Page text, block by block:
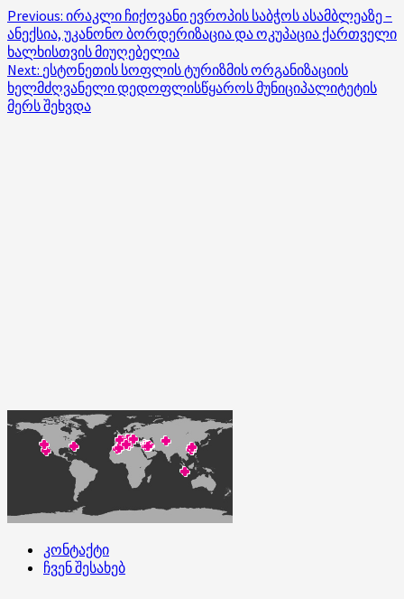
Post
navigation
Previous: ირაკლი ჩიქოვანი ევროპის საბჭოს ასამბლეაზე –
ანექსია, უკანონო ბორდერიზაცია და ოკუპაცია ქართველი
ხალხისთვის მიუღებელია
Next: ესტონეთის სოფლის ტურიზმის ორგანიზაციის
ხელმძღვანელი დედოფლისწყაროს მუნიციპალიტეტის
მერს შეხვდა
კონტაქტი
ჩვენ შესახებ